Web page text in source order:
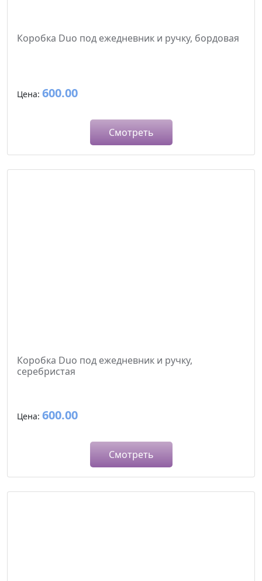
Коробка Duo под ежедневник и ручку, бордовая
Цена: 600.00
Смотреть
Коробка Duo под ежедневник и ручку,
серебристая
Цена: 600.00
Смотреть